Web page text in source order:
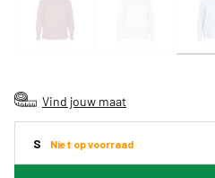
Vind jouw maat
S Niet op voorraad